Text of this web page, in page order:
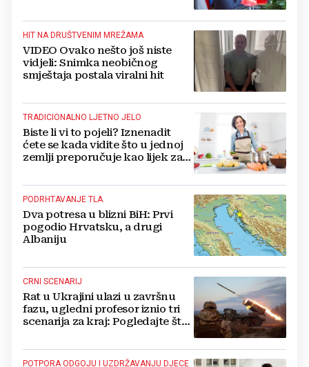
HIT NA DRUŠTVENIM MREŽAMA
VIDEO Ovako nešto još niste
vidjeli: Snimka neobičnog
smještaja postala viralni hit
TRADICIONALNO LJETNO JELO
Biste li vi to pojeli? Iznenadit
ćete se kada vidite što u jednoj
zemlji preporučuje kao lijek za
PODRHTAVANJE TLA
Dva potresa u blizni BiH: Prvi
pogodio Hrvatsku, a drugi
Albaniju
CRNI SCENARIJ
Rat u Ukrajini ulazi u završnu
fazu, ugledni profesor iznio tri
scenarija za kraj: Pogledajte što
POTPORA ODGOJU I UZDRŽAVANJU DJECE